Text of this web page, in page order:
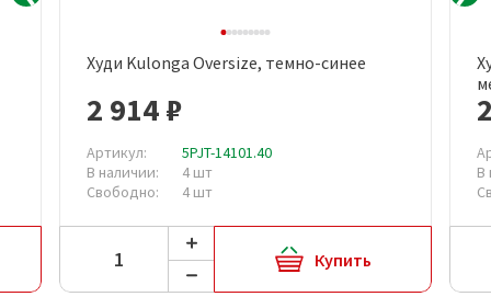
Худи Kulonga Oversize, темно-синее
2 914 ₽
Артикул:
5PJT-14101.40
В наличии:
4 шт
Свободно:
4 шт
Купить
В